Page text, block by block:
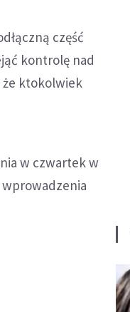
część
kontrolę nad
że ktokolwiek
w czwartek w